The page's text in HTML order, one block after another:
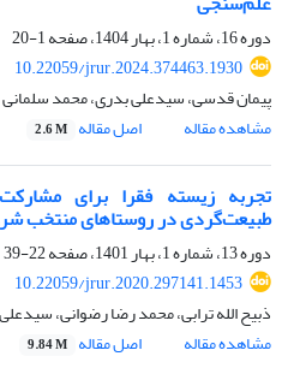
دوره 16، شماره 1، بهار 1404، صفحه
1-20
10.22059/jrur.2024.374463.1930
پیمان قدسی، سیدعلی بدری، محمد سلمانی
مشاهده مقاله
اصل مقاله 2.6 M
تجربه زیسته فقرا برای
طبیعت‌گردی در روستاهای منتخب
دوره 13، شماره 1، بهار 1401، صفحه
22-39
10.22059/jrur.2020.297141.1453
ذبیح الله ترابی، محمد رضا رضوانی،
مشاهده مقاله
اصل مقاله 9.84 M